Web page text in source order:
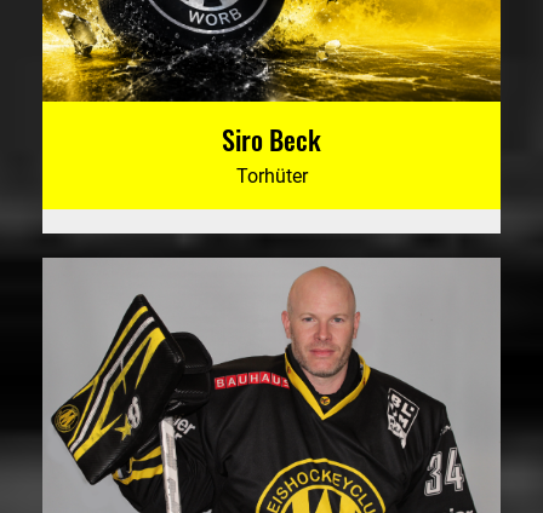
Siro Beck
Torhüter